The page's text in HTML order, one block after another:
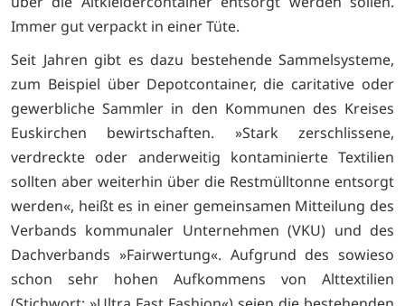
Immer gut verpackt in einer Tüte.
Seit Jahren gibt es dazu bestehende Sammelsysteme,
zum Beispiel über Depotcontainer, die caritative oder
gewerbliche Sammler in den Kommunen des Kreises
Euskirchen bewirtschaften. »Stark zerschlissene,
verdreckte oder anderweitig kontaminierte Textilien
sollten aber weiterhin über die Restmülltonne entsorgt
werden«, heißt es in einer gemeinsamen Mitteilung des
Verbands kommunaler Unternehmen (VKU) und des
Dachverbands »Fairwertung«. Aufgrund des sowieso
schon sehr hohen Aufkommens von Alttextilien